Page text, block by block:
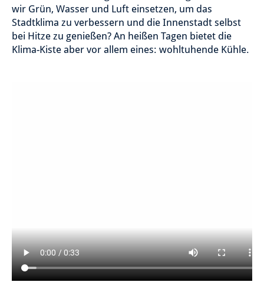
wir Grün, Wasser und Luft einsetzen, um das
Stadtklima zu verbessern und die Innenstadt selbst
bei Hitze zu genießen? An heißen Tagen bietet die
Klima-Kiste aber vor allem eines: wohltuhende Kühle.